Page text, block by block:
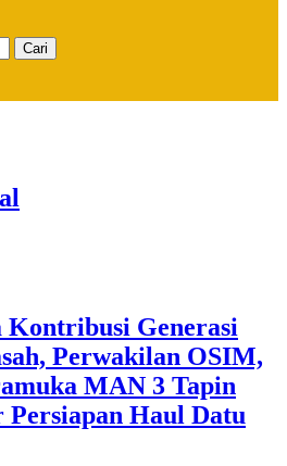
Generasi
Perwakilan OSIM,
MAN 3 Tapin
Haul Datu